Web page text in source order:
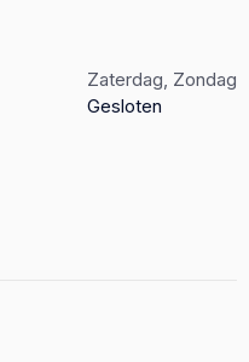
Zaterdag, Zondag
Gesloten